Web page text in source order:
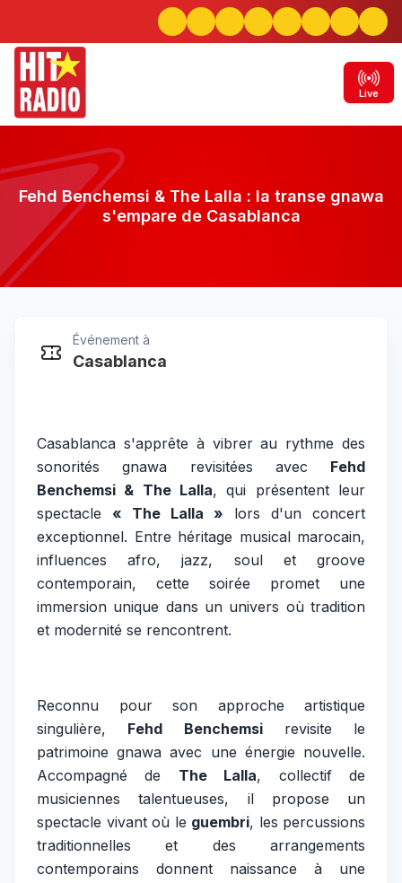
Live
Fehd Benchemsi & The Lalla : la transe gnawa
s'empare de Casablanca
Fehd Benchemsi & The Lalla : la transe
Événement à
Casablanca
Casablanca s'apprête à vibrer au rythme des
sonorités gnawa revisitées avec Fehd
Benchemsi & The Lalla, qui présentent leur
spectacle « The Lalla » lors d'un concert
exceptionnel. Entre héritage musical marocain,
influences afro, jazz, soul et groove
contemporain, cette soirée promet une
immersion unique dans un univers où tradition
et modernité se rencontrent.
Reconnu pour son approche artistique
singulière, Fehd Benchemsirevisite le
patrimoine gnawa avec une énergie nouvelle.
Accompagné de The Lalla, collectif de
musiciennes talentueuses, il propose un
spectacle vivant où le guembri, les percussions
traditionnelles et des arrangements
contemporains donnent naissance à une